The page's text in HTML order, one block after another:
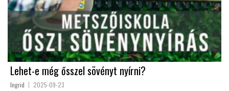
Lehet-e még ősszel sövényt nyírni?
Ingrid 2025-09-23